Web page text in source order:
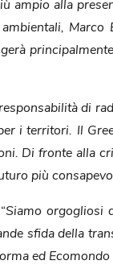
ampio alla
di
i territori. Il
Di fronte alla
più
Siamo orgogliosi
sfida della
ed